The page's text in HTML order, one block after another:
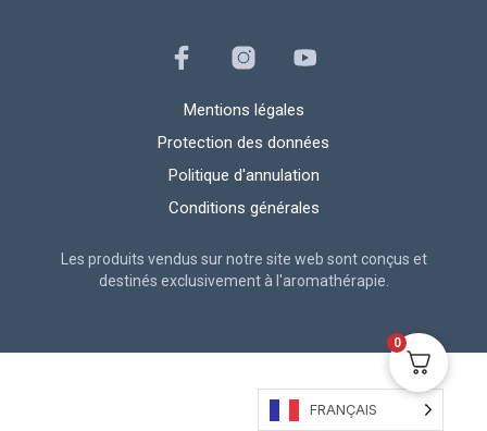
Mentions légales
Protection des données
Politique d'annulation
Conditions générales
Les produits vendus sur notre site web sont conçus et
destinés exclusivement à l'aromathérapie.
0
FRANÇAIS